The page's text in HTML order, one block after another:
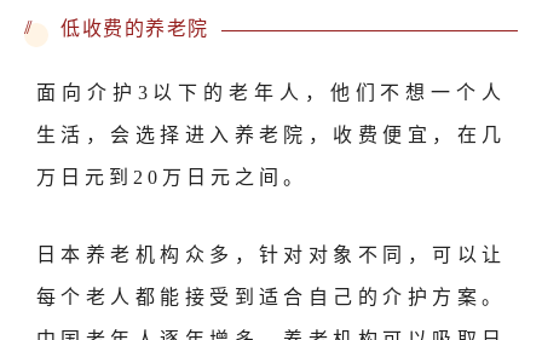
// 低收费的养老院
面向介护3以下的老年人，他们不想一个人
生活，会选择进入养老院，收费便宜，在几
万日元到20万日元之间。
日本养老机构众多，针对对象不同，可以让
每个老人都能接受到适合自己的介护方案。